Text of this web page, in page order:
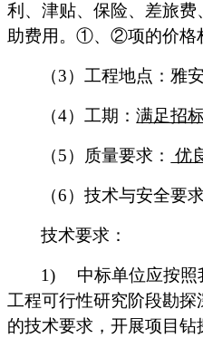
利、津贴、保险、差旅
助费用。①、②项的价格
（3）工程地点：雅
（4）工期：满足招
（5）质量要求： 优
（6）技术与安全要求
技术要求：
1)
中标单位应按
工程可行性研究阶段勘
的技术要求，开展项目钻